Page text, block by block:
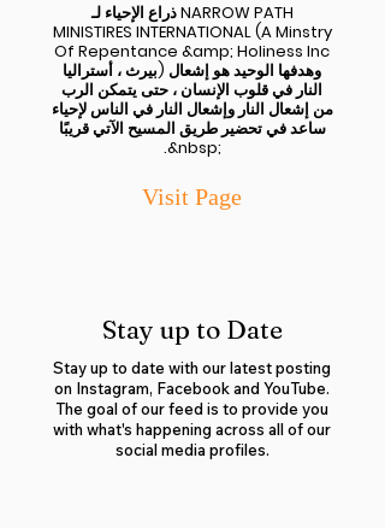
ذراع الإحياء لـ NARROW PATH
MINISTIRES INTERNATIONAL (A Minstry
Of Repentance &amp; Holiness Inc
بيرث ، أستراليا) وهدفها الوحيد هو إشعال
النار في قلوب الإنسان ، حتى يتمكن الرب
من إشعال النار وإشعال النار في الناس لإحياء
ساعد في تحضير طريق المسيح الآتي قريبًا
.&nbsp;
Visit Page
Stay up to Date
Stay up to date with our latest posting
on Instagram, Facebook and YouTube.
The goal of our feed is to provide you
with what's happening across all of our
social media profiles.